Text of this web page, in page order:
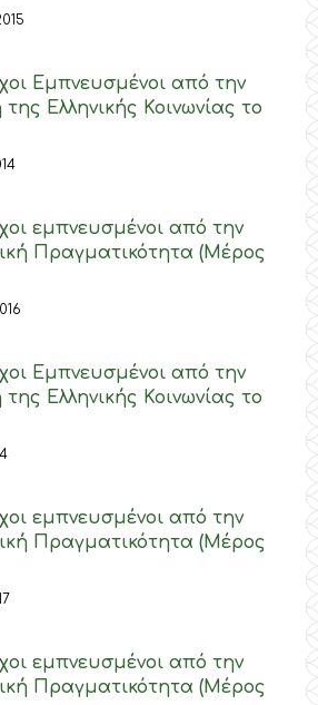
Εμπνευσμένοι από την
Ελληνικής Κοινωνίας το
εμπνευσμένοι από την
Πραγματικότητα (Μέρος
Εμπνευσμένοι από την
Ελληνικής Κοινωνίας το
εμπνευσμένοι από την
Πραγματικότητα (Μέρος
εμπνευσμένοι από την
Πραγματικότητα (Μέρος